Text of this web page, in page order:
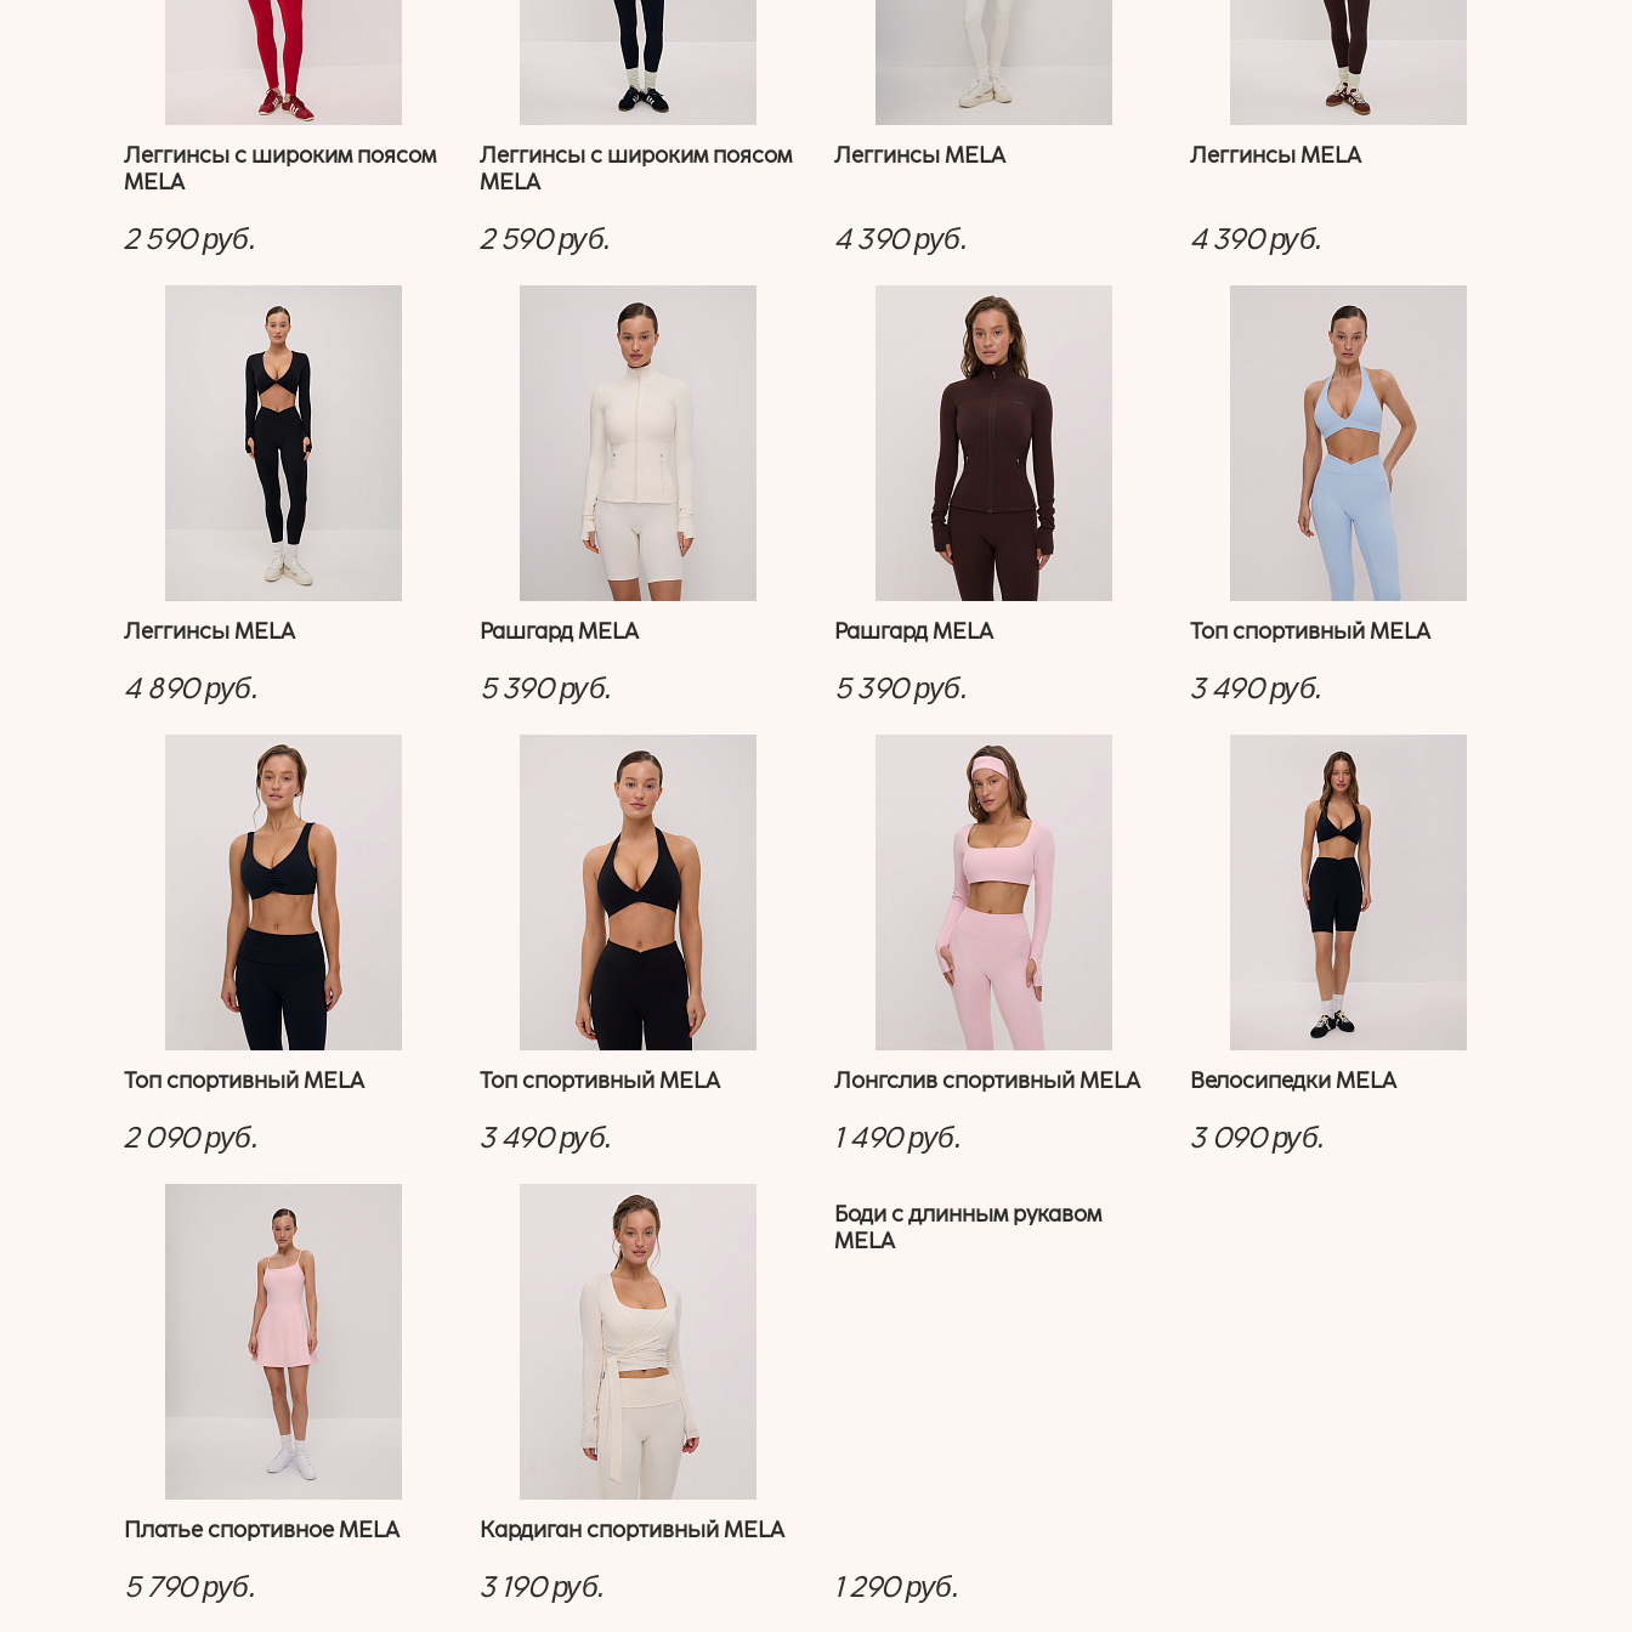
Леггинсы с широким поясом
MELA
2 590руб.
Леггинсы с широким поясом
MELA
2 590руб.
Леггинсы MELA
4 390руб.
Леггинсы MELA
4 390руб.
Леггинсы MELA
4 890руб.
Рашгард MELA
5 390руб.
Рашгард MELA
5 390руб.
Топ спортивный MELA
3 490руб.
Топ спортивный MELA
2 090руб.
Топ спортивный MELA
3 490руб.
Лонгслив спортивный MELA
1 490руб.
Велосипедки MELA
3 090руб.
Платье спортивное MELA
5 790руб.
Кардиган спортивный MELA
3 190руб.
Боди с длинным рукавом
MELA
1 290руб.